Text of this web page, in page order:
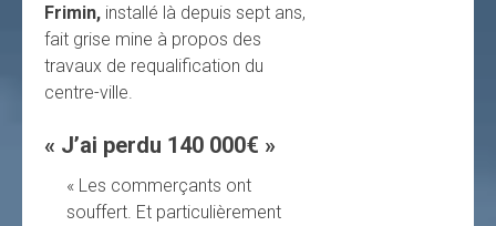
Frimin, installé là depuis sept ans,
fait grise mine à propos des
travaux de requalification du
centre-ville.
« J’ai perdu 140 000€ »
« Les commerçants ont
souffert. Et particulièrement